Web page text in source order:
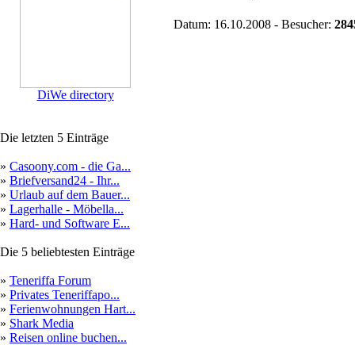
DiWe directory
Die letzten 5 Einträge
» Casoony.com - die Ga...
» Briefversand24 - Ihr...
» Urlaub auf dem Bauer...
» Lagerhalle - Möbella...
» Hard- und Software E...
Die 5 beliebtesten Einträge
» Teneriffa Forum
» Privates Teneriffapo...
» Ferienwohnungen Hart...
» Shark Media
» Reisen online buchen...
Datum: 16.10.2008 - Besucher: